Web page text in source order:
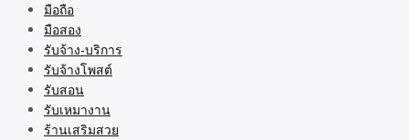
มือถือ
มือสอง
รับจ้าง-บริการ
รับจ้างโพสต์
รับสอน
รับเหมางาน
ร้านเสริมสวย